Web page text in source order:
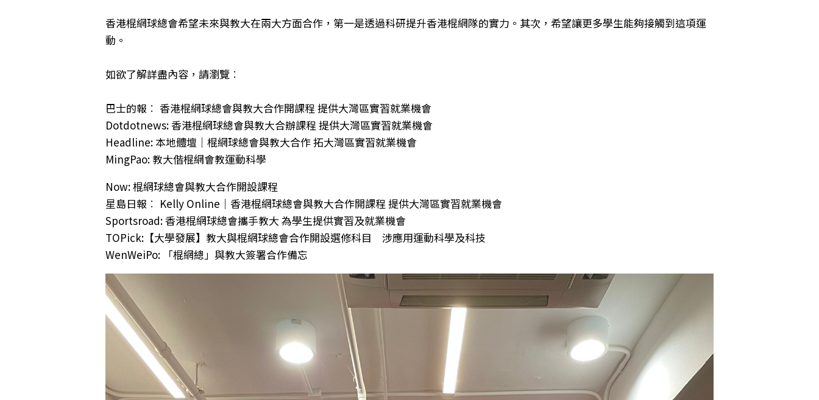
香港棍網球總會希望未來與教大在兩大方面合作，第一是透過科研提升香港棍網隊的實力。其次，希望讓更多學生能夠接觸到這項運
動。
如欲了解詳盡內容，請瀏覽︰
巴士的報︰ 香港棍網球總會與教大合作開課程 提供大灣區實習就業機會
Dotdotnews: 香港棍網球總會與教大合辦課程 提供大灣區實習就業機會
Headline:本地體壇｜棍網球總會與教大合作 拓大灣區實習就業機會
MingPao: 教大偕棍網會教運動科學
Now:棍網球總會與教大合作開設課程
星島日報︰ Kelly Online｜香港棍網球總會與教大合作開課程 提供大灣區實習就業機會
Sportsroad: 香港棍網球總會攜手教大 為學生提供實習及就業機會
TOPick: 【大學發展】教大與棍網球總會合作開設選修科目 涉應用運動科學及科技
WenWeiPo: 「棍網總」與教大簽署合作備忘